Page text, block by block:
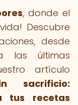
, donde el
Descubre
desde
las últimas
artículo
sacrificio:
tus recetas